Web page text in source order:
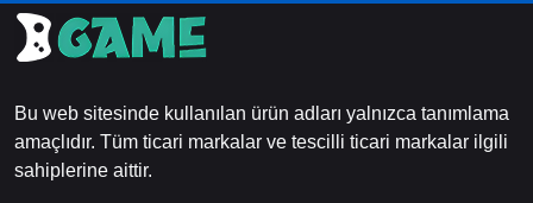
Bu web sitesinde kullanılan ürün adları yalnızca tanımlama
amaçlıdır. Tüm ticari markalar ve tescilli ticari markalar ilgili
sahiplerine aittir.